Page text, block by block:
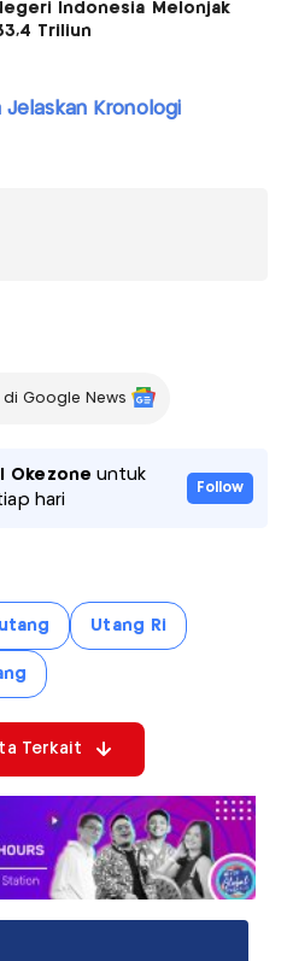
Indonesia Melonjak
Triliun
Jelaskan Kronologi
di Google News
Okezone untuk
hari
Follow
Utang Ri
Terkait